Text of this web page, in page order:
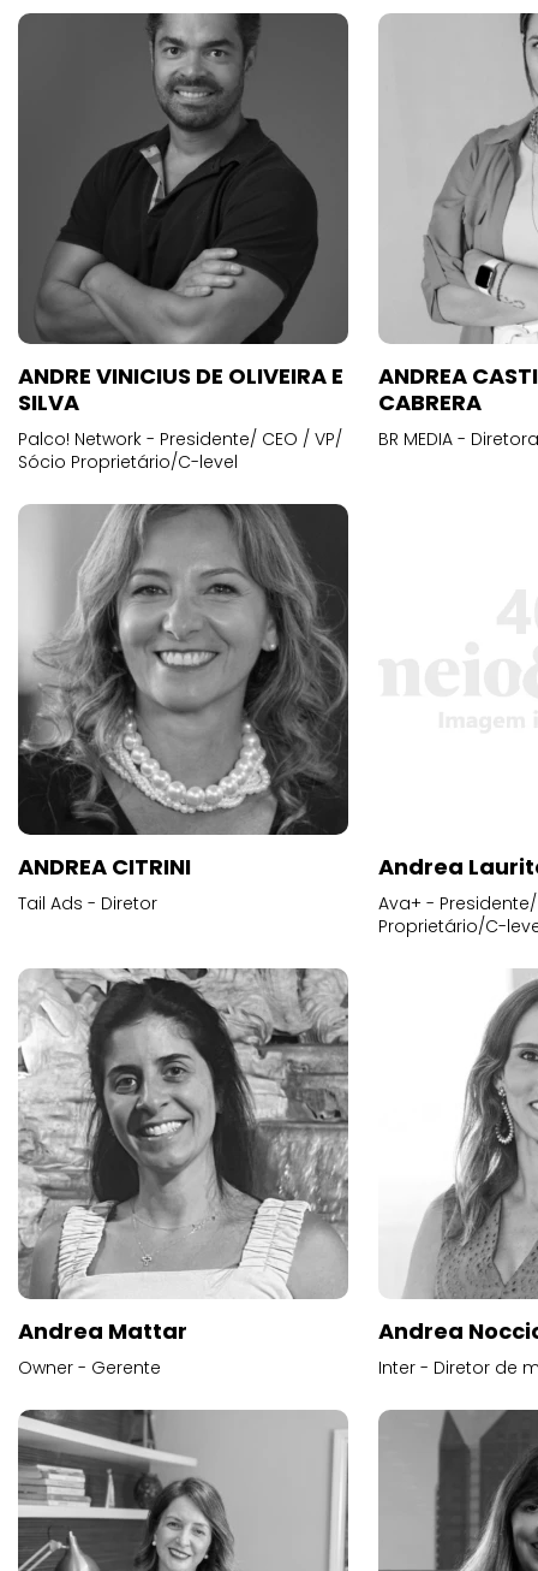
ANDRE VINICIUS DE OLIVEIRA E
SILVA
Palco! Network - Presidente/ CEO / VP/
Sócio Proprietário/C-level
ANDREA
CABRERA
BR MEDIA -
ANDREA CITRINI
Tail Ads - Diretor
Andrea
Ava+ -
Proprietário/C-
Andrea Mattar
Owner - Gerente
Andrea
Inter - Diretor de